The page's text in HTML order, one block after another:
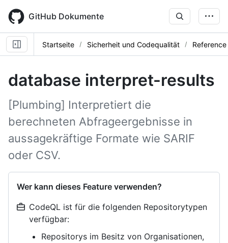
main
content
GitHub Dokumente
Startseite Sicherheit und Codequalität Reference
database interpret-results
[Plumbing] Interpretiert die
berechneten Abfrageergebnisse in
aussagekräftige Formate wie SARIF
oder CSV.
Wer kann dieses Feature verwenden?
CodeQL ist für die folgenden Repositorytypen
verfügbar:
Repositorys im Besitz von Organisationen,